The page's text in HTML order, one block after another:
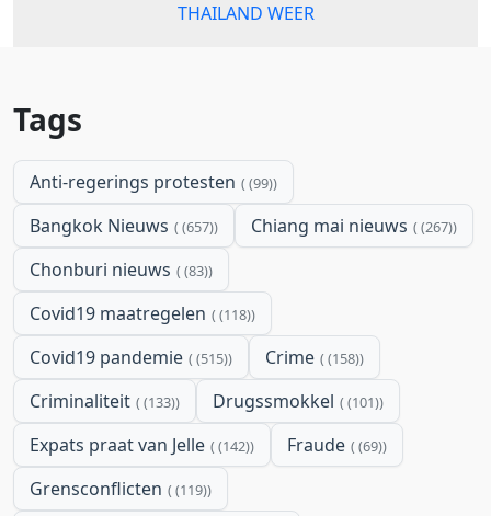
THAILAND WEER
Tags
Anti-regerings protesten (99)
Bangkok Nieuws (657) Chiang mai nieuws (267)
Chonburi nieuws (83)
Covid19 maatregelen (118)
Covid19 pandemie (515) Crime (158)
Criminaliteit (133) Drugssmokkel (101)
Expats praat van Jelle (142) Fraude (69)
Grensconflicten (119)